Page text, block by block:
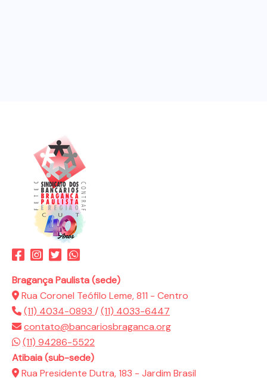
Bragança Paulista (sede)
Rua Coronel Teófilo Leme, 811 - Centro
(11) 4034-0893 /(11) 4033-6447
contato@bancariosbraganca.org
(11) 94286-5522
Atibaia (sub-sede)
Rua Presidente Dutra, 183 - Jardim Brasil